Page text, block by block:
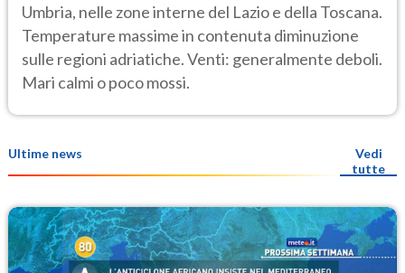
Umbria, nelle zone interne del Lazio e della Toscana.
Temperature massime in contenuta diminuzione
sulle regioni adriatiche. Venti: generalmente deboli.
Mari calmi o poco mossi.
Ultime news
Vedi
tutte